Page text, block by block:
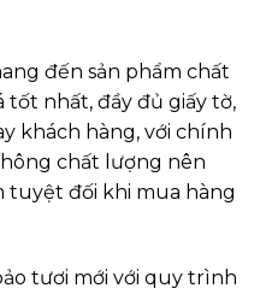
đến sản phẩm chất
tốt nhất, đầy đủ giấy tờ,
khách hàng, với chính
chất lượng nên
tuyệt đối khi mua hàng
tươi mới với quy trình